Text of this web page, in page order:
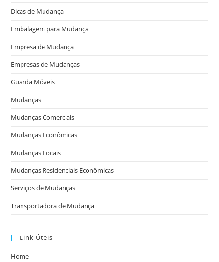
Dicas de Mudança
Embalagem para Mudança
Empresa de Mudança
Empresas de Mudanças
Guarda Móveis
Mudanças
Mudanças Comerciais
Mudanças Econômicas
Mudanças Locais
Mudanças Residenciais Econômicas
Serviços de Mudanças
Transportadora de Mudança
Link Úteis
Home